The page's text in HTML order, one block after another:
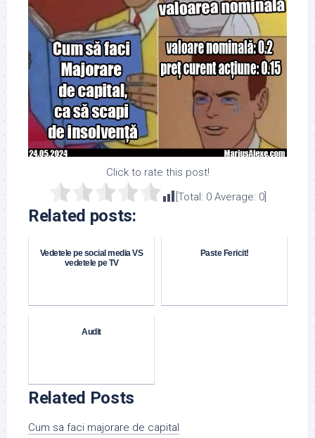
Click to rate this post!
[Total: 0Average: 0]
Related posts:
Vedetele pe social media VS
vedetele pe TV
Paste Fericit!
Audit
Related Posts
Cum sa faci majorare de capital